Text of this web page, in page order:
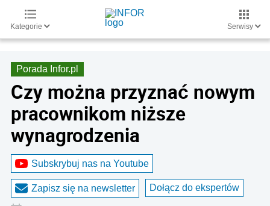
Kategorie Serwisy
Porada Infor.pl
Czy można przyznać nowym
pracownikom niższe
wynagrodzenia
Subskrybuj nas na Youtube
Zapisz się na newsletter Dołącz do ekspertów